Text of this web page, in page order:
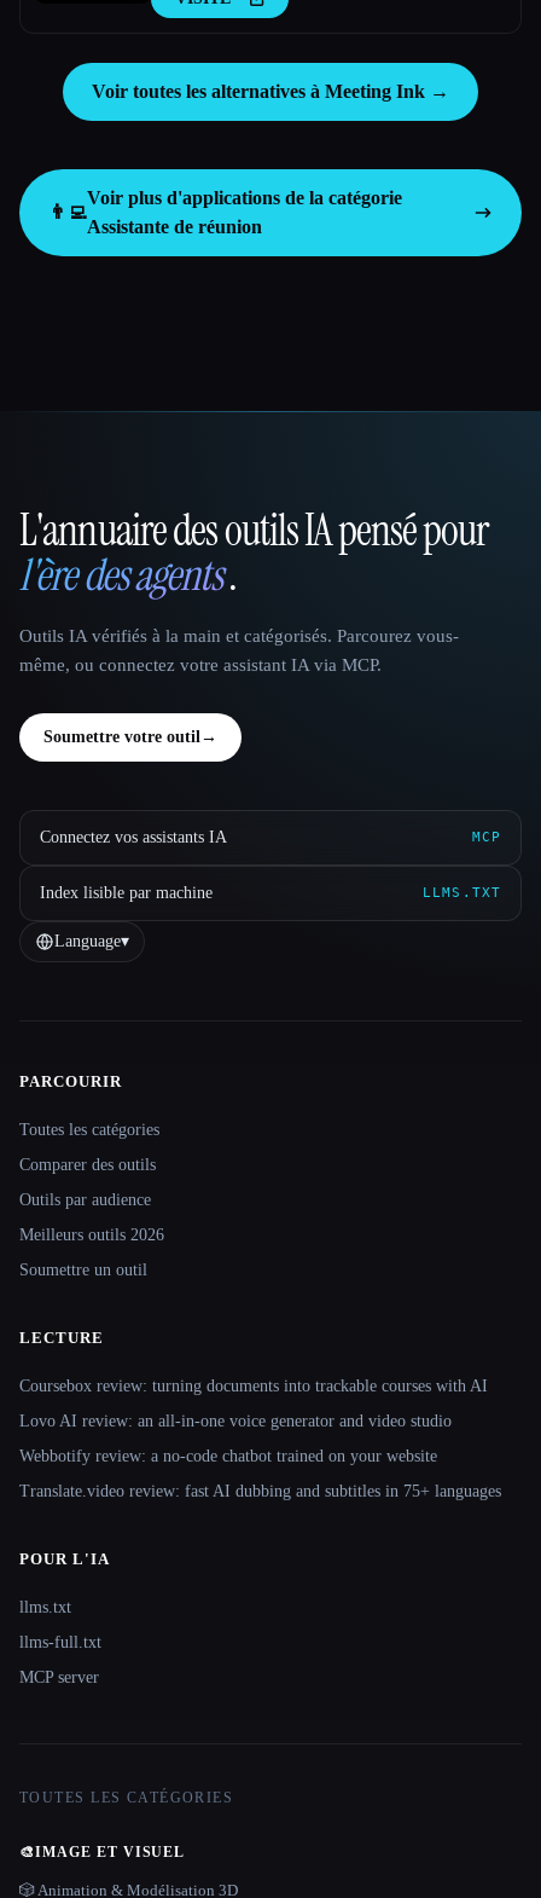
Voir toutes les alternatives à Meeting Ink →
👨‍💻
Voir plus d'applications de la catégorie
Assistante de réunion
That AI Collection
L'annuaire des outils IA pensé pour
l'ère des agents.
Outils IA vérifiés à la main et catégorisés. Parcourez vous-
même, ou connectez votre assistant IA via MCP.
Soumettre votre outil→
Connectez vos assistants IA MCP
Index lisible par machine LLMS.TXT
Language▾
Site navigation
PARCOURIR
Toutes les catégories
Comparer des outils
Outils par audience
Meilleurs outils 2026
Soumettre un outil
LECTURE
Coursebox review: turning documents into trackable courses with AI
Lovo AI review: an all-in-one voice generator and video studio
Webbotify review: a no-code chatbot trained on your website
Translate.video review: fast AI dubbing and subtitles in 75+ languages
POUR L'IA
llms.txt
llms-full.txt
MCP server
TOUTES LES CATÉGORIES
🎨IMAGE ET VISUEL
🎲 Animation & Modélisation 3D